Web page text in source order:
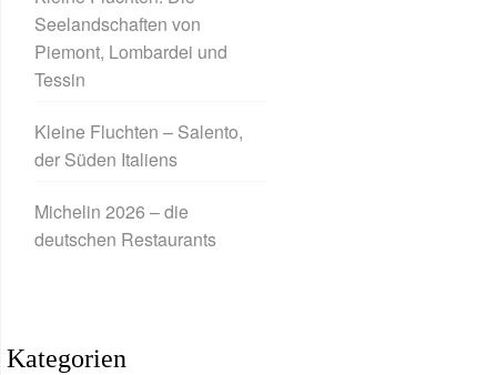
Seelandschaften von
Piemont, Lombardei und
Tessin
Kleine Fluchten – Salento,
der Süden Italiens
Michelin 2026 – die
deutschen Restaurants
Kategorien